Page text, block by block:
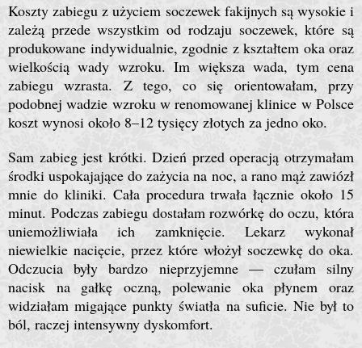
Koszty zabiegu z użyciem soczewek fakijnych są wysokie i
zależą przede wszystkim od rodzaju soczewek, które są
produkowane indywidualnie, zgodnie z kształtem oka oraz
wielkością wady wzroku. Im większa wada, tym cena
zabiegu wzrasta. Z tego, co się orientowałam, przy
podobnej wadzie wzroku w renomowanej klinice w Polsce
koszt wynosi około 8–12 tysięcy złotych za jedno oko.
Sam zabieg jest krótki. Dzień przed operacją otrzymałam
środki uspokajające do zażycia na noc, a rano mąż zawiózł
mnie do kliniki. Cała procedura trwała łącznie około 15
minut. Podczas zabiegu dostałam rozwórkę do oczu, która
uniemożliwiała ich zamknięcie. Lekarz wykonał
niewielkie nacięcie, przez które włożył soczewkę do oka.
Odczucia były bardzo nieprzyjemne — czułam silny
nacisk na gałkę oczną, polewanie oka płynem oraz
widziałam migające punkty światła na suficie. Nie był to
ból, raczej intensywny dyskomfort.